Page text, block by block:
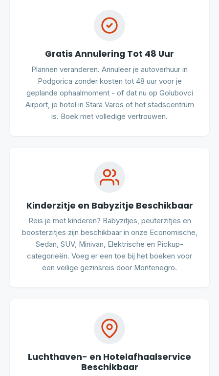
Gratis Annulering Tot 48 Uur
Plannen veranderen. Annuleer je autoverhuur in
Podgorica zonder kosten tot 48 uur voor je
geplande ophaalmoment - of dat nu op Golubovci
Airport, je hotel in Stara Varos of het stadscentrum
is. Boek met volledige vertrouwen.
Kinderzitje en Babyzitje Beschikbaar
Reis je met kinderen? Babyzitjes, peuterzitjes en
boosterzitjes zijn beschikbaar in onze Economische,
Sedan, SUV, Minivan, Elektrische en Pickup-
categorieën. Voeg er een toe bij het boeken voor
een veilige gezinsreis door Montenegro.
Luchthaven- en Hotelafhaalservice
Beschikbaar